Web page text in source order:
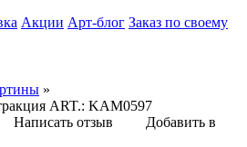
Акции Арт-блог Заказ по своему
»
ART.: KAM0597
Написать отзыв
Добавить в